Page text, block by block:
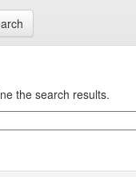
the search results.